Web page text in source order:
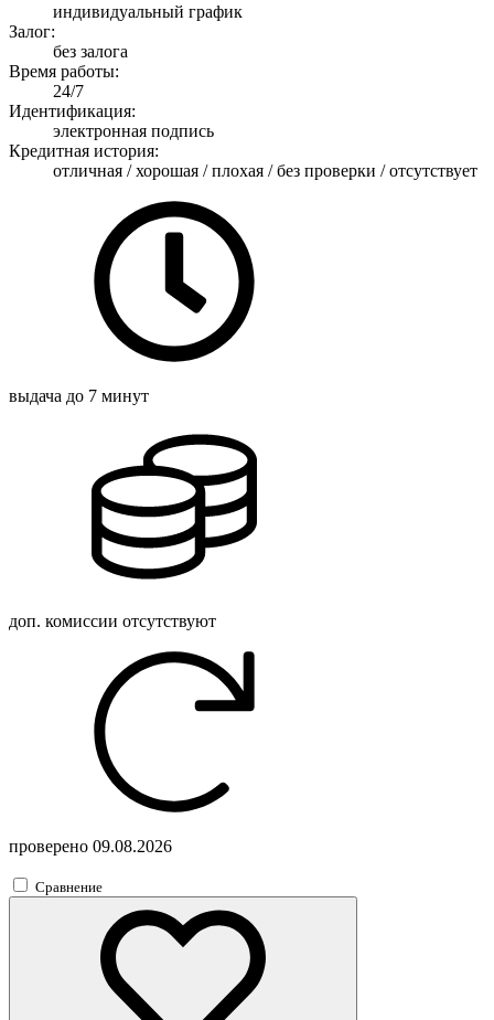
индивидуальный график
Залог:
без залога
Время работы:
24/7
Идентификация:
электронная подпись
Кредитная история:
отличная / хорошая / плохая / без проверки / отсутствует
выдача до 7 минут
доп. комиссии отсутствуют
проверено 09.08.2026
Сравнение